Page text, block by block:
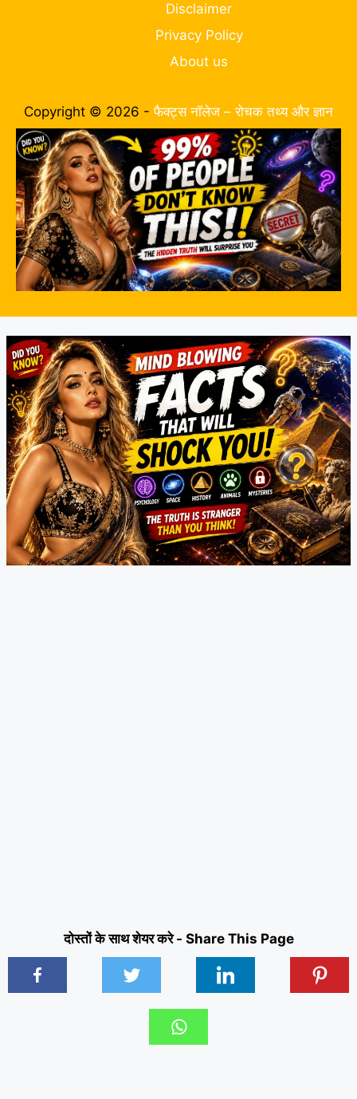
Disclaimer
Privacy Policy
About us
Copyright © 2026 -फैक्ट्स नॉलेज – रोचक तथ्य और ज्ञान
दोस्तों के साथ शेयर करे - Share This Page